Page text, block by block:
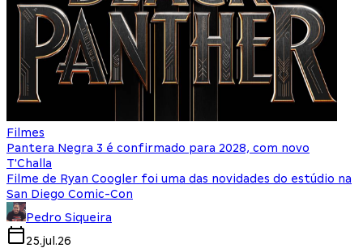
Filmes
Pantera Negra 3 é confirmado para 2028, com novo
T'Challa
Filme de Ryan Coogler foi uma das novidades do estúdio na
San Diego Comic-Con
Pedro Siqueira
25.jul.26